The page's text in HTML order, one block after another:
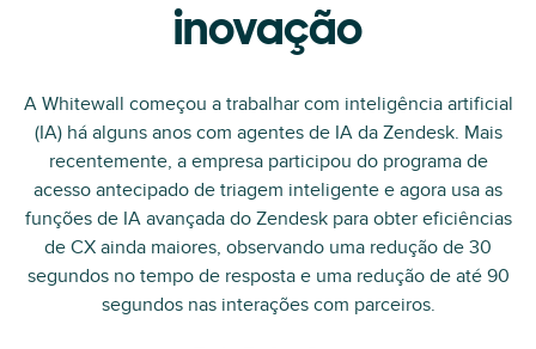
inovação
A Whitewall começou a trabalhar com inteligência artificial
(IA) há alguns anos com agentes de IA da Zendesk. Mais
recentemente, a empresa participou do programa de
acesso antecipado de triagem inteligente e agora usa as
funções de IA avançada do Zendesk para obter eficiências
de CX ainda maiores, observando uma redução de 30
segundos no tempo de resposta e uma redução de até 90
segundos nas interações com parceiros.